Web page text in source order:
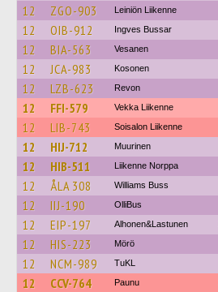
12 ZGO-903 Leiniön Liikenne
12 OIB-912 Ingves Bussar
12 BIA-563 Vesanen
12 JCA-983 Kosonen
12 LZB-623 Revon
12 FFI-579 Vekka Liikenne
12 LIB-743 Soisalon Liikenne
12 HIJ-712 Muurinen
12 HIB-511 Liikenne Norppa
12 ÅLA 308 Williams Buss
12 IIJ-190 OlliBus
12 EIP-197 Alhonen&Lastunen
12 HIS-223 Mörö
12 NCM-989 TuKL
12 CCV-764 Paunu